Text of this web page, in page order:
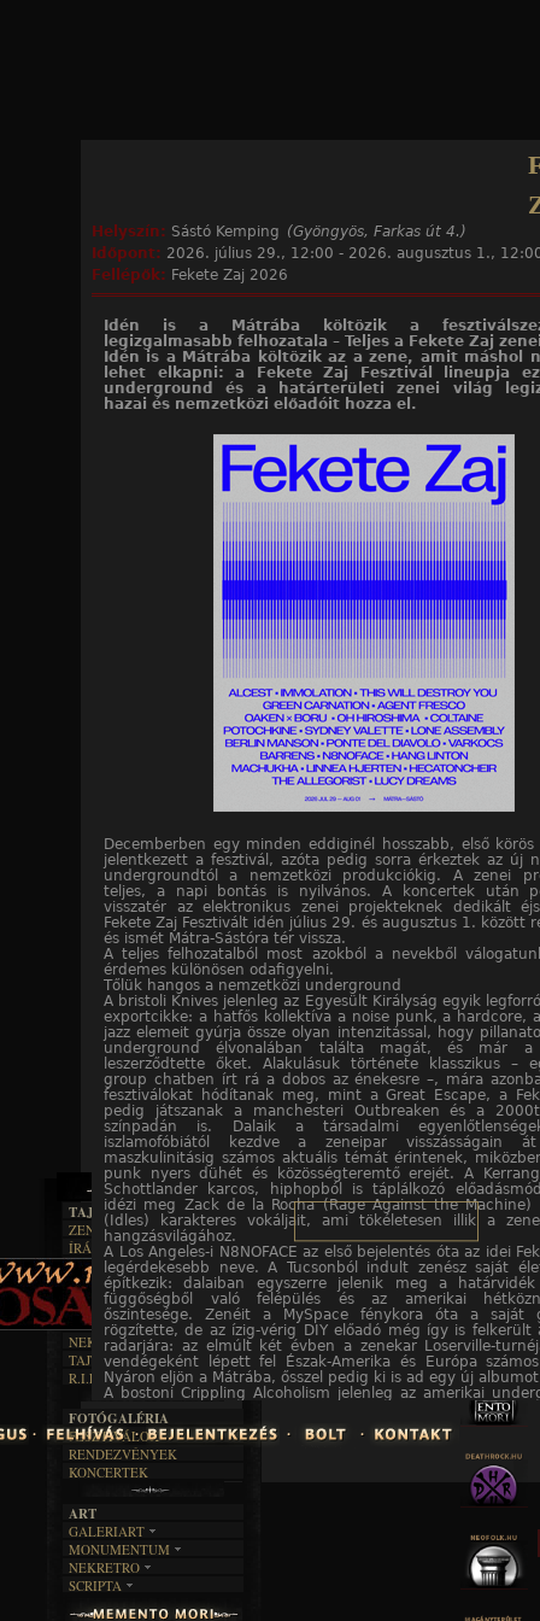
Helyszín: Sástó Kemping (Gyöngyös, Farkas út 4.)
Időpont: 2026. július 29., 12:00 - 2026. augusztus 1.,
Fellépők: Fekete Zaj 2026
Idén is a Mátrába költözik a
legizgalmasabb felhozatala – Teljes a Fekete Zaj
Idén is a Mátrába költözik az a zene, amit máshol
lehet elkapni: a Fekete Zaj Fesztivál lineupja
underground és a határterületi zenei világ
hazai és nemzetközi előadóit hozza el.
Decemberben egy minden eddiginél hosszabb, első körös
jelentkezett a fesztivál, azóta pedig sorra érkeztek az új
undergroundtól a nemzetközi produkciókig. A zenei
teljes, a napi bontás is nyilvános. A koncertek után
visszatér az elektronikus zenei projekteknek dedikált
Fekete Zaj Fesztivált idén július 29. és augusztus 1. között
és ismét Mátra-Sástóra tér vissza.
A teljes felhozatalból most azokból a nevekből
érdemes különösen odafigyelni.
Tőlük hangos a nemzetközi underground
A bristoli Knives jelenleg az Egyesült Királyság egyik
exportcikke: a hatfős kollektíva a noise punk, a hardcore,
jazz elemeit gyúrja össze olyan intenzitással, hogy
underground élvonalában találta magát, és már a
leszerződtette őket. Alakulásuk története klasszikus –
group chatben írt rá a dobos az énekesre –, mára
fesztiválokat hódítanak meg, mint a Great Escape, a
pedig játszanak a manchesteri Outbreaken és a
színpadán is. Dalaik a társadalmi
iszlamofóbiától kezdve a zeneipar visszásságain
maszkulinitásig számos aktuális témát érintenek,
punk nyers dühét és közösségteremtő erejét. A
Schottlander karcos, hiphopból is táplálkozó
idézi meg Zack de la Rocha (Rage Against the Machine)
(Idles) karakteres vokáljait, ami tökéletesen illik a
hangzásvilágához.
A Los Angeles-i N8NOFACE az első bejelentés óta az idei
legérdekesebb neve. A Tucsonból indult zenész saját
építkezik: dalaiban egyszerre jelenik meg a
függőségből való felépülés és az amerikai
őszintesége. Zenéit a MySpace fénykora óta a saját
rögzítette, de az ízig-vérig DIY előadó még így is felkerült
radarjára: az elmúlt két évben a zenekar Loserville-
vendégeként lépett fel Észak-Amerika és Európa
Nyáron eljön a Mátrába, ősszel pedig ki is ad egy új
A bostoni Crippling Alcoholism jelenleg az amerikai
legizgalmasabb feltörekvő zenekara. A goth rock, a
darkwave és a poszt-punk határvidékén mozgó
években kultikus státuszból kezdett kilépni a
köztudatba: legutóbbi, Camgirl című nagylemezük
underground outletnél is kiemelt figyelmet kapott, a
és az Angry Metal Guy is kedvező kritikával fogadta, míg
Year összesítése alapján az anyag az év egyik
és kísérleti zenék otthona, az amerikai The Flenser kiadó
Fekete Zaj és a The Flenser kapcsolata ráadásul nem új
szervezők a legendás Have a Nice Life első
hozták el a Mátrába, idén augusztusban pedig a
A 2000-es évek alternatív zenéje
TAJTÉKOS LAPOK
ZENE
EGYÜTTESEK
INTERJÚK
FORDÍTÁSOK
DALSZÖVEGEK
ÍRÁSOK
IRODALOM
FILM
MŰVÉSZET
ÍRÁSTÖRTÉNET
BOSZORKÁNYKONYHA
FEKETE HUMOR
KÉPES
SZÖVEGES
RENDEZVÉNYEK
NEKROMANTIKA
AKTUÁLIS
A MÚLT
TAJTÉKOS NAPOK
R.I.P.
FOTÓGALÉRIA
FESZTIVÁLOK
RENDEZVÉNYEK
KONCERTEK
ART
GALERIART
ARTGALERI
KÉPREGÉNYEK
LAKÁSKULTS
MONUMENTUM
TEMETŐK
TEMPLOMOK
VÁRAK
NEKRETRO
SZUBKULT
FEKETE LYUK
SCRIPTA
NOVELLÁK